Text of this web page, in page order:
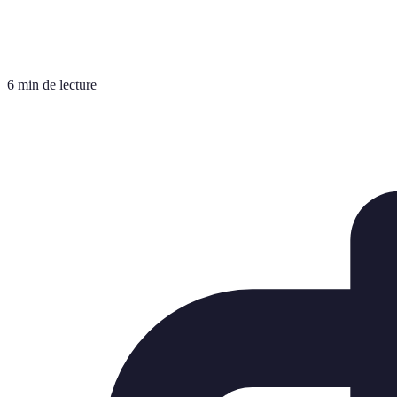
6 min de lecture